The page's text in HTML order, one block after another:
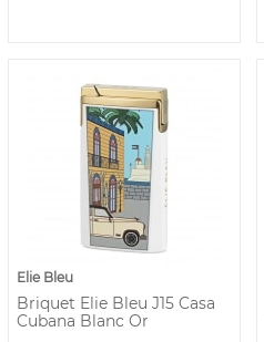
Elie Bleu
Briquet Elie Bleu J15 Casa
Cubana Blanc Or